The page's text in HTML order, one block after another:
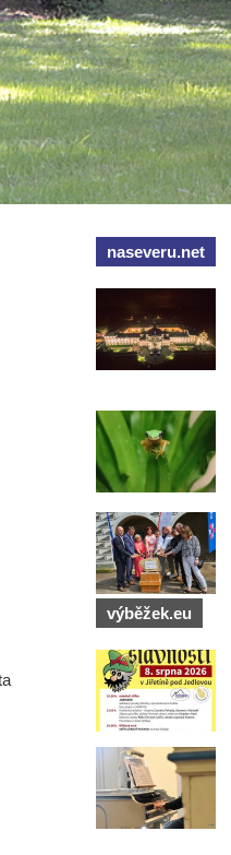
naseveru.net
výběžek.eu